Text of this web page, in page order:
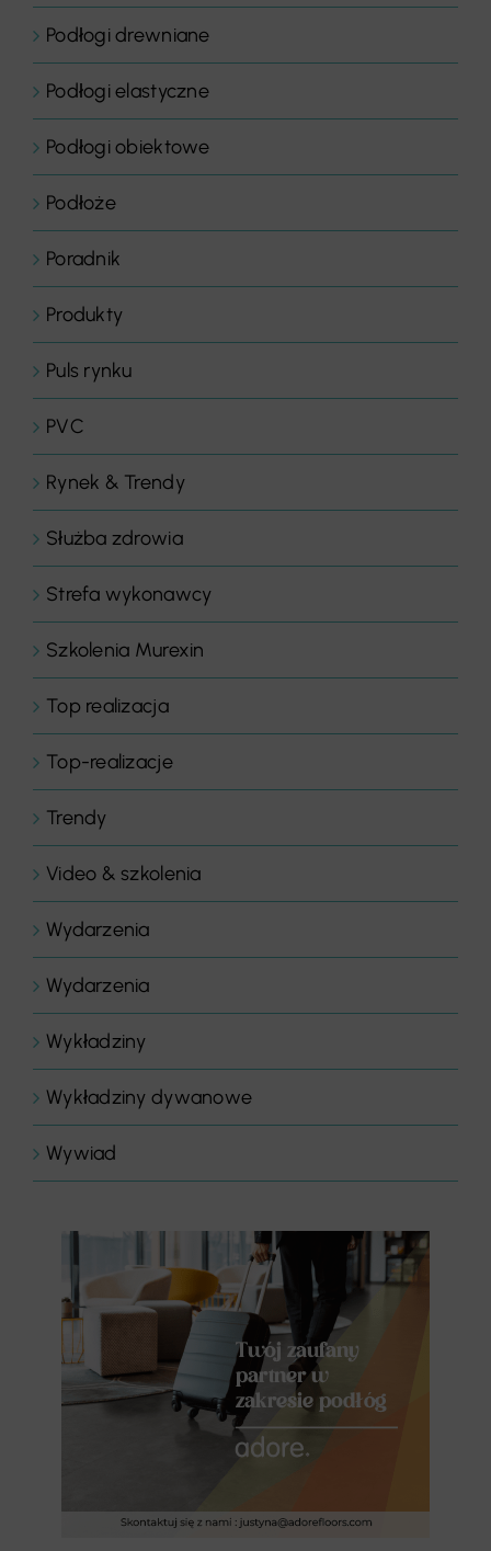
Podłogi drewniane
Podłogi elastyczne
Podłogi obiektowe
Podłoże
Poradnik
Produkty
Puls rynku
PVC
Rynek & Trendy
Służba zdrowia
Strefa wykonawcy
Szkolenia Murexin
Top realizacja
Top-realizacje
Trendy
Video & szkolenia
Wydarzenia
Wydarzenia
Wykładziny
Wykładziny dywanowe
Wywiad